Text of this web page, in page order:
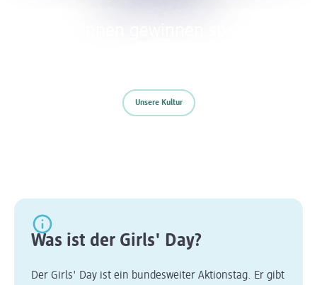
Unsere Kultur
Was ist der Girls' Day?
Der Girls' Day ist ein bundesweiter Aktionstag. Er gibt